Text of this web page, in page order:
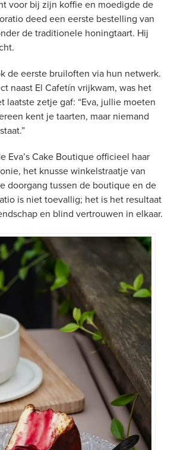
voor bij zijn koffie en moedigde de
deed een eerste bestelling van
de traditionele honingtaart. Hij
de eerste bruiloften via hun netwerk.
naast El Cafetín vrijkwam, was het
laatste zetje gaf: “Eva, jullie moeten
kent je taarten, maar niemand
Eva’s Cake Boutique officieel haar
het knusse winkelstraatje van
doorgang tussen de boutique en de
is niet toevallig; het is het resultaat
en blind vertrouwen in elkaar.